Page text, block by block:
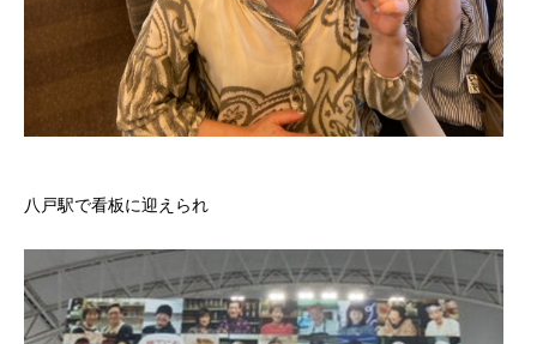
八戸駅で看板に迎えられ